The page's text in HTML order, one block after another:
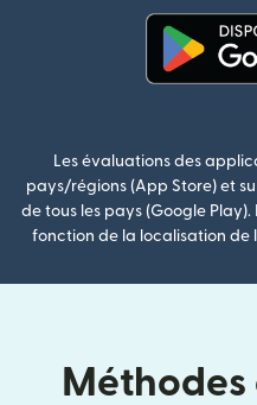
Les évaluations des
pays/régions (App Store) et
de tous les pays (Google
fonction de la localisation de